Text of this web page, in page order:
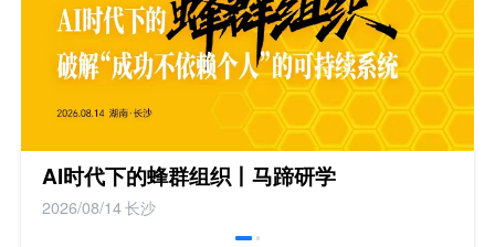
AI时代下的蜂群组织丨马蹄研学
2026/08/14长沙